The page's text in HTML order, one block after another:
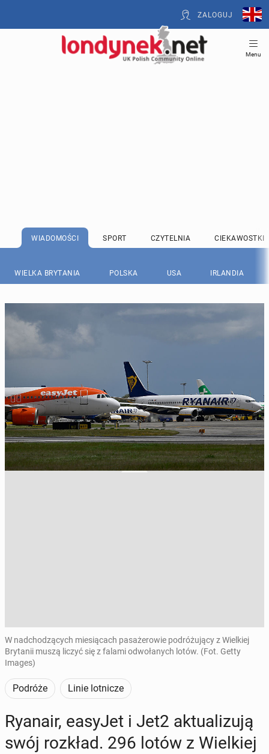
ZALOGUJ
Menu
WIADOMOŚCI SPORT CZYTELNIA CIEKAWOSTKI
WIELKA BRYTANIA POLSKA USA IRLANDIA
W nadchodzących miesiącach pasażerowie podróżujący z Wielkiej
Brytanii muszą liczyć się z falami odwołanych lotów. (Fot. Getty
Images)
Podróże Linie lotnicze
Ryanair, easyJet i Jet2 ak­tu­ali­zu­ją
swój rozkład. 296 lotów z Wiel­kiej